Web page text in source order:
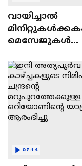
വായിച്ചാൽ
മെസേജുകള്‍
WhatsApp | Tech
07:14